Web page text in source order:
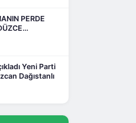
PERDE
Yeni Parti
Dağıstanlı